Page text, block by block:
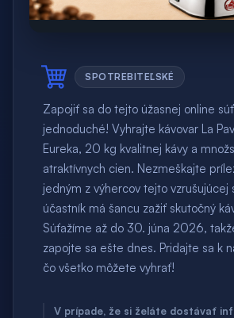
SPOTREBITEĽSKÉ
Zapojiť sa do tejto úžasnej online
jednoduché! Vyhrajte kávovar La
Eureka, 20 kg kvalitnej kávy a
atraktívnych cien. Nezmeškajte
jedným z výhercov tejto vzrušujúcej
účastník má šancu zažiť skutočný
Súťažíme až do 30. júna 2026,
zapojte sa ešte dnes. Pridajte sa k
čo všetko môžete vyhrať!
V prípade, že si želáte dostávať